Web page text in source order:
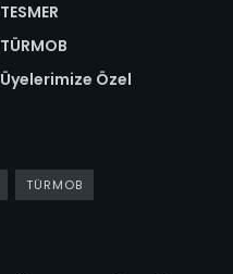
TESMER
TÜRMOB
Üyelerimize Özel
TÜRMOB